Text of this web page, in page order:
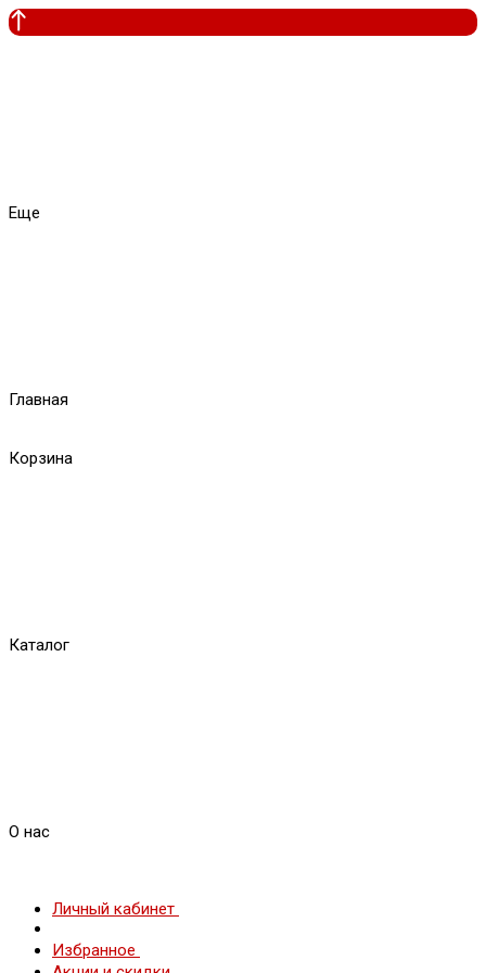
Еще
Главная
Корзина
Каталог
О нас
Личный кабинет
Избранное